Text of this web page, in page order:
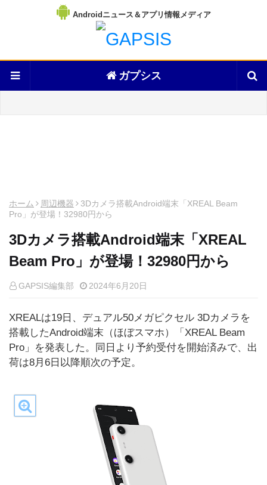
Androidニュース＆アプリ情報メディア
ガプシス
ホーム 周辺機器
3Dカメラ搭載Android端末「XREAL Beam
Pro」が登場！32980円から
3Dカメラ搭載Android端末「XREAL
Beam Pro」が登場！32980円から
GAPSIS編集部 2024年6月20日
XREALは19日、デュアル50メガピクセル 3Dカメラを
搭載したAndroid端末（ほぼスマホ）「XREAL Beam
Pro」を発表した。同日より予約受付を開始済みで、出
荷は8月6日以降順次の予定。